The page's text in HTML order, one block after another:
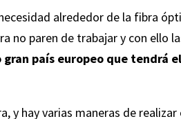
alrededor de la fibra
no paren de trabajar y con ello
gran país europeo que tendrá
y hay varias maneras de